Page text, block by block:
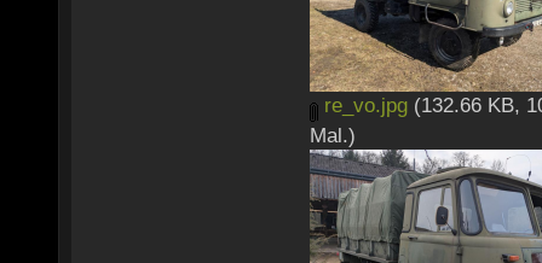
re_vo.jpg (132.66 KB,
Mal.)